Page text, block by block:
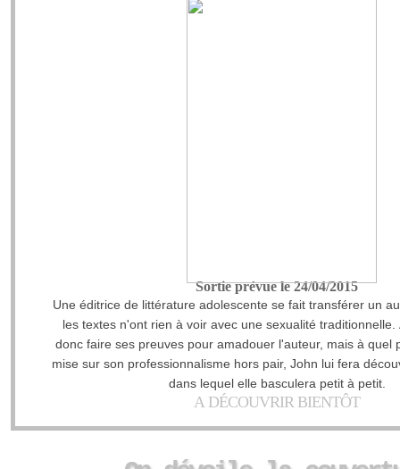
Sortie prévue le 24/04/2015
Une éditrice de littérature adolescente se fait transférer un
les textes n'ont rien à voir avec une sexualité traditionnelle.
donc faire ses preuves pour amadouer l'auteur, mais à quel
mise sur son professionnalisme hors pair, John lui fera
dans lequel elle basculera petit à petit.
A DÉCOUVRIR BIENTÔT